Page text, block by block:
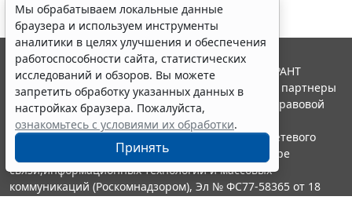
Мы обрабатываем локальные данные
браузера и используем инструменты
аналитики в целях улучшения и обеспечения
работоспособности сайта, статистических
исследований и обзоров. Вы можете
запретить обработку указанных данных в
настройках браузера. Пожалуйста,
ознакомьтесь с условиями их обработки.
Принять
© ООО "НПП "ГАРАНТ-СЕРВИС", 2026. Система ГАРАНТ
выпускается с 1990 года. Компания "Гарант" и ее партнеры
являются участниками Российской ассоциации правовой
информации ГАРАНТ.
Портал ГАРАНТ.РУ зарегистрирован в качестве сетевого
издания Федеральной службой по надзору в сфере
связи,информационных технологий и массовых
коммуникаций (Роскомнадзором), Эл № ФС77-58365 от 18